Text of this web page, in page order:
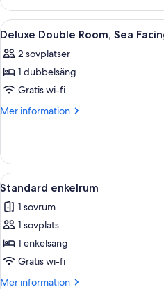
Double
Room
Öppna
alla
foton
för
Deluxe
Double
Facing
4
Deluxe Double Room, Sea
2 sovplatser
1 dubbelsäng
Gratis wi-fi
Mer information
Mer
Double
Room,
Sea
Öppna
alla
foton
för
Standard
enkelrum
4
Standard enkelrum
1 sovrum
1 sovplats
1 enkelsäng
Gratis wi-fi
Mer information
Mer